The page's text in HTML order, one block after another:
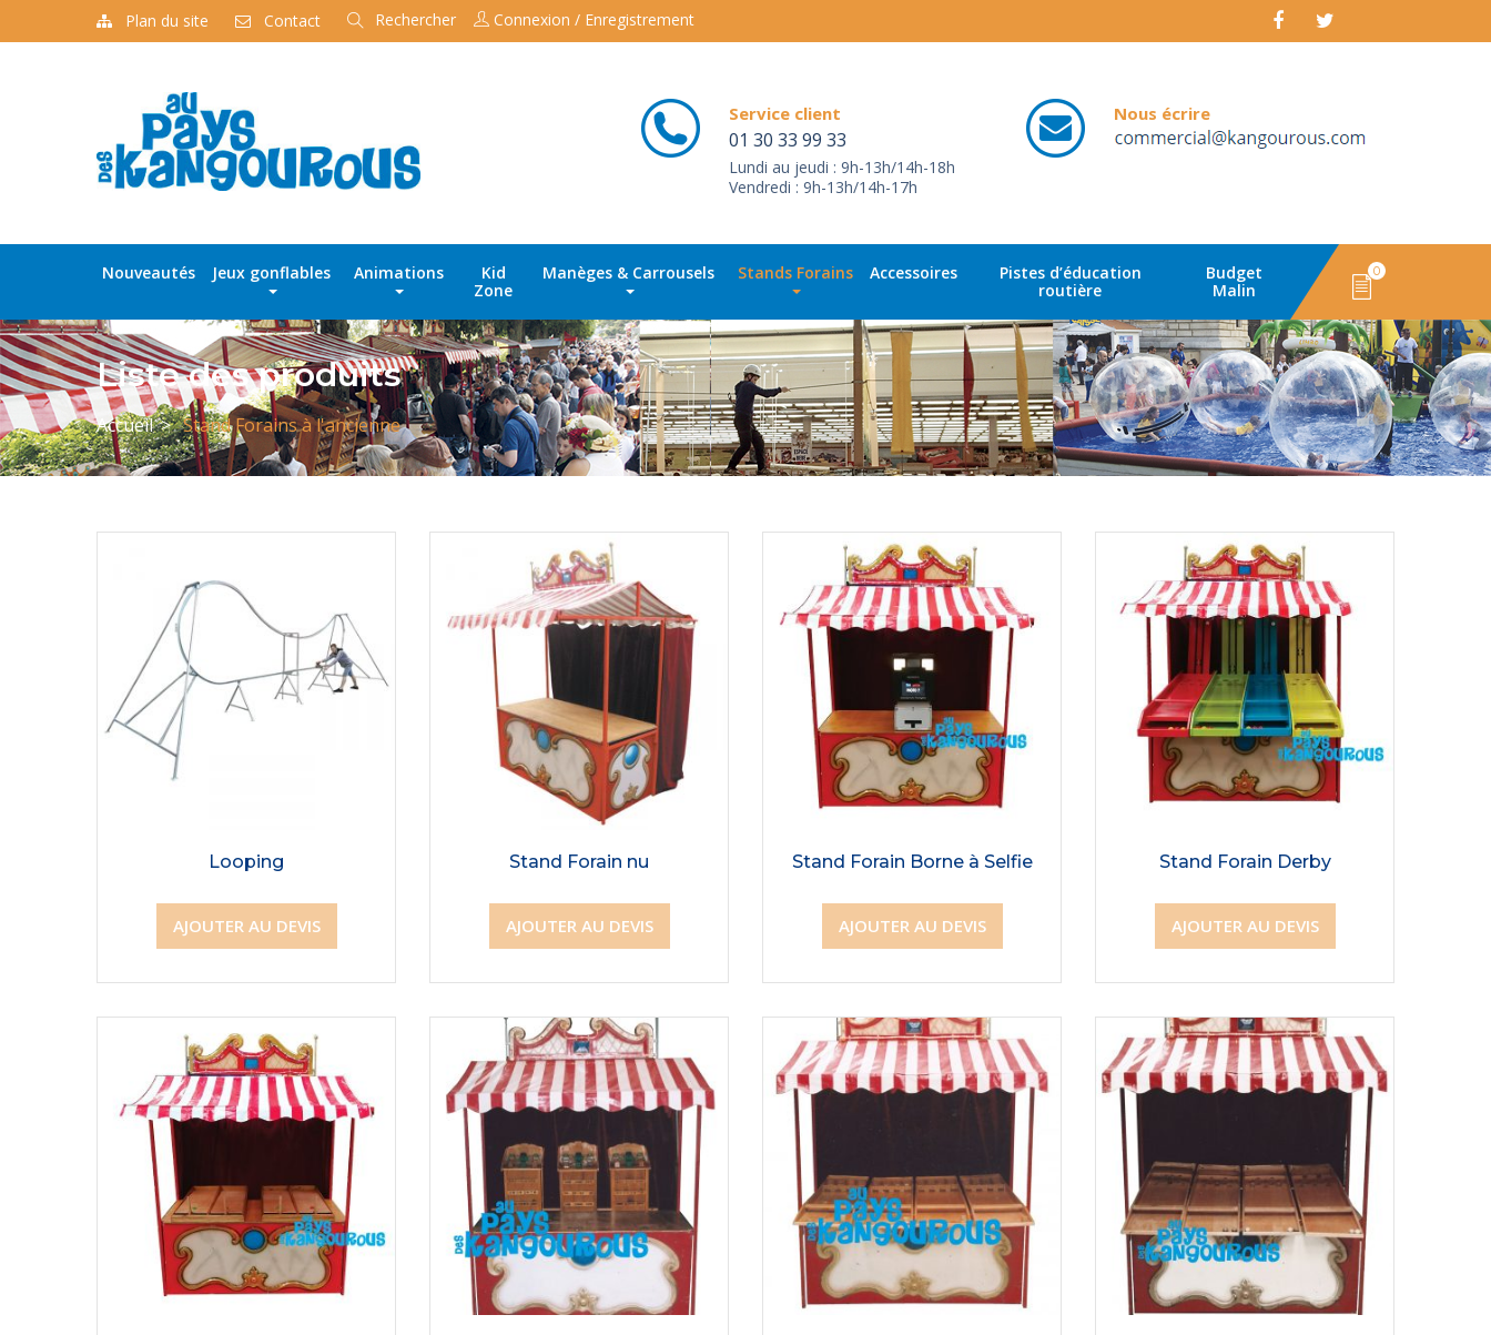
Plan du site Contact Rechercher
produits
Connexion / Enregistrement
Service client
01 30 33 99 33
Lundi au jeudi : 9h-13h/14h-18h
Vendredi : 9h-13h/14h-17h
Nous écrire
email
Nouveautés Jeux gonflables Animations
Kid
Zone
Manèges & Carrousels Stands Forains Accessoires
Pistes d’éducation
routière
Budget
Malin
0
Liste des produits
Accueil Stand Forains à l'ancienne
Looping
AJOUTER AU DEVIS
Stand Forain nu
AJOUTER AU DEVIS
Stand Forain Borne à Selfie
AJOUTER AU DEVIS
Stand Forain Derby
AJOUTER AU DEVIS